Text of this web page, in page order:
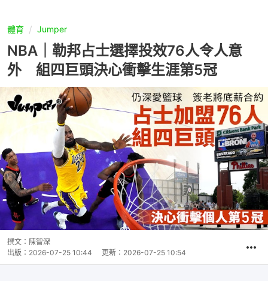
體育 Jumper
NBA｜勒邦占士選擇投效76人令人意
外 組四巨頭決心衝擊生涯第5冠
撰文： 陳智深
出版： 2026-07-25 10:44 更新： 2026-07-25 10:54